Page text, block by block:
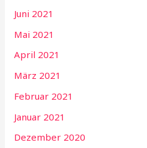
Juni 2021
Mai 2021
April 2021
März 2021
Februar 2021
Januar 2021
Dezember 2020